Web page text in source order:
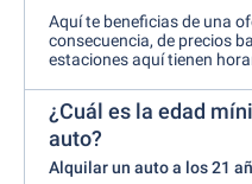
Aquí te beneficias de una
consecuencia, de precios
estaciones aquí tienen
¿Cuál es la edad
auto?
Alquilar un auto a los 21